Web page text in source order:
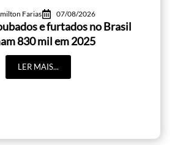
Farias 07/08/2026
e furtados no Brasil
830 mil em 2025
LER MAIS...